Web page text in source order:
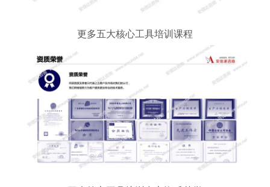
更多五大核心工具培训课程